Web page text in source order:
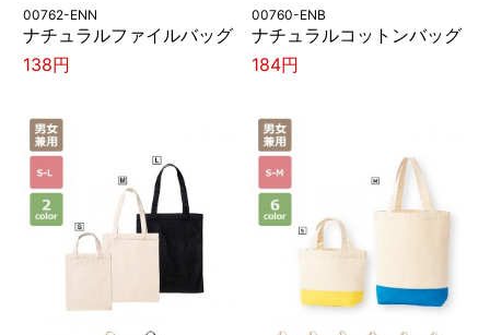
00762-ENN
ナチュラルファイルバッグ
138円
00760-ENB
ナチュラルコットンバッグ
184円